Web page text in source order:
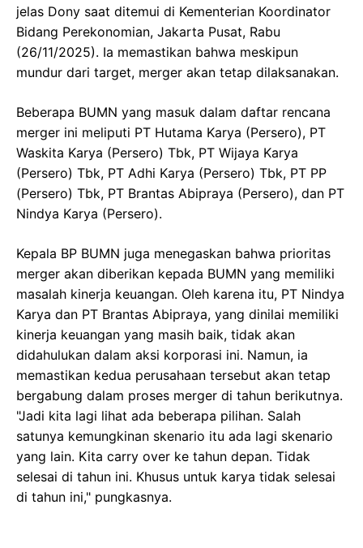
jelas Dony saat ditemui di Kementerian Koordinator
Bidang Perekonomian, Jakarta Pusat, Rabu
(26/11/2025). Ia memastikan bahwa meskipun
mundur dari target, merger akan tetap dilaksanakan.
Beberapa BUMN yang masuk dalam daftar rencana
merger ini meliputi PT Hutama Karya (Persero), PT
Waskita Karya (Persero) Tbk, PT Wijaya Karya
(Persero) Tbk, PT Adhi Karya (Persero) Tbk, PT PP
(Persero) Tbk, PT Brantas Abipraya (Persero), dan PT
Nindya Karya (Persero).
Kepala BP BUMN juga menegaskan bahwa prioritas
merger akan diberikan kepada BUMN yang memiliki
masalah kinerja keuangan. Oleh karena itu, PT Nindya
Karya dan PT Brantas Abipraya, yang dinilai memiliki
kinerja keuangan yang masih baik, tidak akan
didahulukan dalam aksi korporasi ini. Namun, ia
memastikan kedua perusahaan tersebut akan tetap
bergabung dalam proses merger di tahun berikutnya.
"Jadi kita lagi lihat ada beberapa pilihan. Salah
satunya kemungkinan skenario itu ada lagi skenario
yang lain. Kita carry over ke tahun depan. Tidak
selesai di tahun ini. Khusus untuk karya tidak selesai
di tahun ini," pungkasnya.